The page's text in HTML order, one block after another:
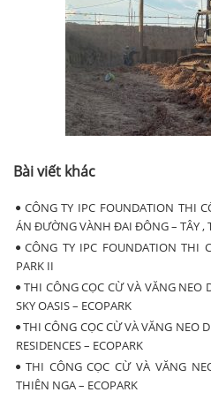
Bài viết khác
CÔNG TY IPC FOUNDATION THI
ÁN ĐƯỜNG VÀNH ĐAI ĐÔNG – TÂY ,
CÔNG TY IPC FOUNDATION THI
PARK II
THI CÔNG CỌC CỪ VÀ VĂNG
SKY OASIS – ECOPARK
THI CÔNG CỌC CỪ VÀ VĂNG NEO
RESIDENCES – ECOPARK
THI CÔNG CỌC CỪ VÀ VĂNG
THIÊN NGA – ECOPARK